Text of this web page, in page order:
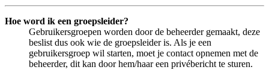
Hoe word ik een groepsleider?
Gebruikersgroepen worden door de beheerder gemaakt, deze
beslist dus ook wie de groepsleider is. Als je een
gebruikersgroep wil starten, moet je contact opnemen met de
beheerder, dit kan door hem/haar een privébericht te sturen.